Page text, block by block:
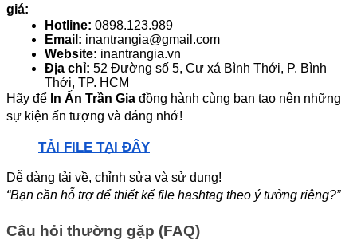
giá:
Hotline: 0898.123.989
Email: inantrangia@gmail.com
Website: inantrangia.vn
Địa chỉ: 52 Đường số 5, Cư xá Bình Thới, P. Bình
Thới, TP. HCM
Hãy để In Ấn Trần Gia đồng hành cùng bạn tạo nên những
sự kiện ấn tượng và đáng nhớ!
TẢI FILE TẠI ĐÂY
Dễ dàng tải về, chỉnh sửa và sử dụng!
“Bạn cần hỗ trợ để thiết kế file hashtag theo ý tưởng riêng?”
Câu hỏi thường gặp (FAQ)